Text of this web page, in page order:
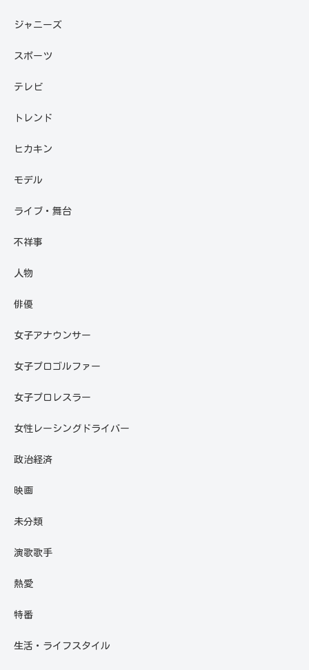
ジャニーズ
スポーツ
テレビ
トレンド
ヒカキン
モデル
ライブ・舞台
不祥事
人物
俳優
女子アナウンサー
女子プロゴルファー
女子プロレスラー
女性レーシングドライバー
政治経済
映画
未分類
演歌歌手
熱愛
特番
生活・ライフスタイル